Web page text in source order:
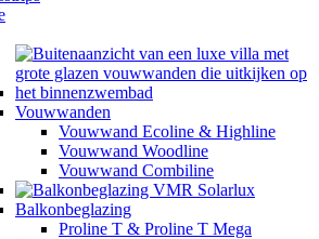
Vouwwanden
Vouwwand Ecoline & Highline
Vouwwand Woodline
Vouwwand Combiline
Balkonbeglazing
Proline T & Proline T Mega